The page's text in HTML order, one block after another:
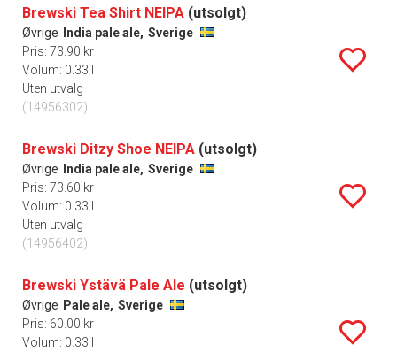
Brewski Tea Shirt NEIPA (utsolgt)
Øvrige India pale ale, Sverige
Pris: 73.90 kr
Volum: 0.33 l
Uten utvalg
(14956302)
Brewski Ditzy Shoe NEIPA (utsolgt)
Øvrige India pale ale, Sverige
Pris: 73.60 kr
Volum: 0.33 l
Uten utvalg
(14956402)
Brewski Ystävä Pale Ale (utsolgt)
Øvrige Pale ale, Sverige
Pris: 60.00 kr
Volum: 0.33 l